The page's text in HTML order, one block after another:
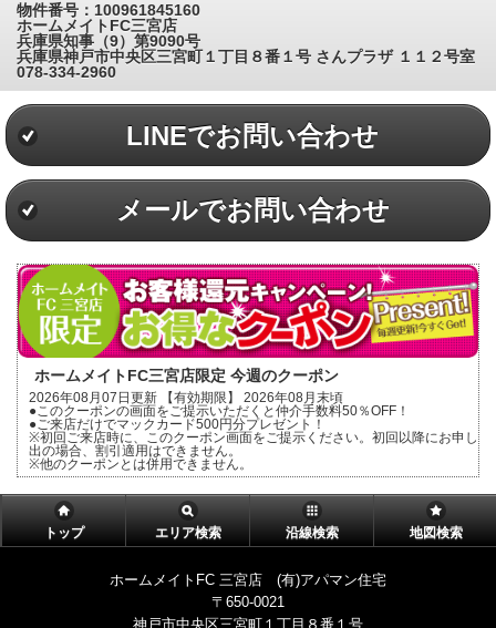
物件番号：100961845160
ホームメイトFC三宮店
兵庫県知事（9）第9090号
兵庫県神戸市中央区三宮町１丁目８番１号 さんプラザ １１２号室
078-334-2960
LINEでお問い合わせ
メールでお問い合わせ
ホームメイトFC三宮店限定 今週のクーポン
2026年08月07日更新 【有効期限】 2026年08月末頃
●このクーポンの画面をご提示いただくと仲介手数料50％OFF！
●ご来店だけでマックカード500円分プレゼント！
※初回ご来店時に、このクーポン画面をご提示ください。初回以降にお申し
出の場合、割引適用はできません。
※他のクーポンとは併用できません。
トップ エリア検索 沿線検索 地図検索
ホームメイトFC 三宮店 (有)アパマン住宅
〒650-0021
神戸市中央区三宮町１丁目８番１号